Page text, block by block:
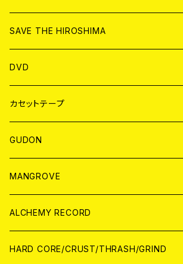
ANALOG
CD
ANALOG
SAVE THE HIROSHIMA
アパレル
BADGE
DVD
JAPAN
WORLD
カセットテープ
JAPAN
WORLD
GUDON
アパレル
PATCH
アナログ
MANGROVE
ALCHEMY RECORD
CD
HARD CORE/CRUST/THRASH/GRIND